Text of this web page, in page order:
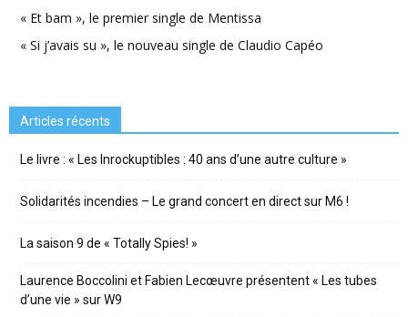
« Et bam », le premier single de Mentissa
« Si j’avais su », le nouveau single de Claudio Capéo
Articles récents
Le livre : « Les Inrockuptibles : 40 ans d’une autre culture »
Solidarités incendies – Le grand concert en direct sur M6 !
La saison 9 de « Totally Spies! »
Laurence Boccolini et Fabien Lecœuvre présentent « Les tubes
d’une vie » sur W9